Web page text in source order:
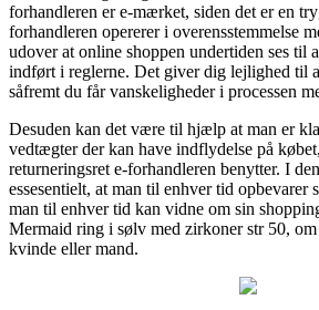
forhandleren er e-mærket, siden det er en
forhandleren opererer i overensstemmelse
udover at online shoppen undertiden ses til
indført i reglerne. Det giver dig lejlighed til
såfremt du får vanskeligheder i processen
Desuden kan det være til hjælp at man er
vedtægter der kan have indflydelse på
returneringsret e-forhandleren benytter. I
essesentielt, at man til enhver tid opbevarer
man til enhver tid kan vidne om sin
Mermaid ring i sølv med zirkoner str 50,
kvinde eller mand.